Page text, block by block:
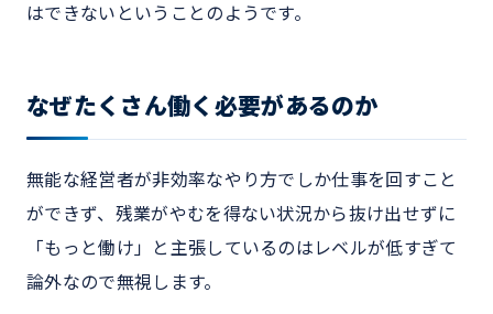
はできないということのようです。
なぜたくさん働く必要があるのか
無能な経営者が非効率なやり方でしか仕事を回すこと
ができず、残業がやむを得ない状況から抜け出せずに
「もっと働け」と主張しているのはレベルが低すぎて
論外なので無視します。